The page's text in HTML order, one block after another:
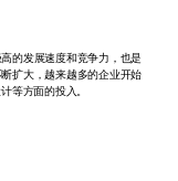
的发展速度和竞争力，也是
扩大，越来越多的企业开始
等方面的投入。